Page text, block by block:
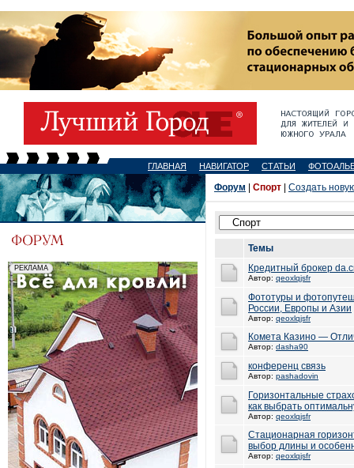
ГЛАВНАЯ НАВИГАТОР СТАТЬИ
Форум Спорт Создать
Темы
Кредитный брокер
Автор: qeoxlqjsfr
Фототуры и
России, Европы и Азии
Автор: qeoxlqjsfr
Комета Казино —
Автор: dasha90
конференц связь
Автор: pashadovin
Горизонтальные
как выбрать
Автор: qeoxlqjsfr
Стационарная
выбор длины и
Автор: qeoxlqjsfr